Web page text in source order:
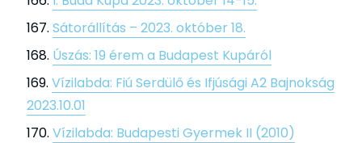
Sátorállítás – 2023. október 18.
Úszás: 19 érem a Budapest Kupáról
Vízilabda: Fiú Serdülő és Ifjúsági A2 Bajnokság
2023.10.01
Vízilabda: Budapesti Gyermek II (2010)